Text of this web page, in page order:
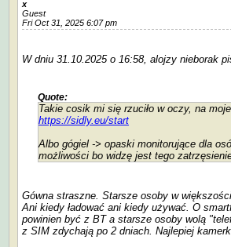
x
Guest
Fri Oct 31, 2025 6:07 pm
W dniu 31.10.2025 o 16:58, alojzy nieborak
Quote:
Takie cosik mi się rzuciło w oczy, na
https://sidly.eu/start
Albo gógiel -> opaski monitorujące dla
możliwości bo widzę jest tego
Gówna straszne. Starsze osoby w
Ani kiedy ładować ani kiedy używać. O
powinien być z BT a starsze osoby wolą
z SIM zdychają po 2 dniach. Najlepiej